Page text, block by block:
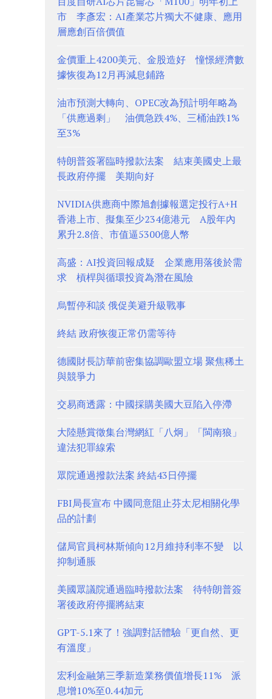
市 李彥宏：AI產業芯片獨大不健康、應用
層應創百倍價值
金價重上4200美元、金股造好 憧憬經濟數
據恢復為12月再減息鋪路
油市預測大轉向、OPEC改為預計明年略為
「供應過剩」 油價急跌4%、三桶油跌1%
至3%
特朗普簽署臨時撥款法案 結束美國史上最
長政府停擺 美期向好
NVIDIA供應商中際旭創據報選定投行A+H
香港上市、擬集至少234億港元 A股年內
累升2.8倍、市值逼5300億人幣
高盛：AI投資回報成疑 企業應用落後於需
求 槓桿與循環投資為潛在風險
烏暫停和談 俄促美避升級戰事
終結 政府恢復正常仍需等待
德國財長訪華前密集協調歐盟立場 聚焦稀土
與競爭力
交易商透露：中國採購美國大豆陷入停滯
大陸懸賞徵集台灣網紅「八炯」「閩南狼」
違法犯罪線索
眾院通過撥款法案 終結43日停擺
FBI局長宣布 中國同意阻止芬太尼相關化學
品的計劃
儲局官員柯林斯傾向12月維持利率不變 以
抑制通脹
美國眾議院通過臨時撥款法案 待特朗普簽
署後政府停擺將結束
GPT-5.1來了！強調對話體驗「更自然、更
有溫度」
宏利金融第三季新造業務價值增長11% 派
息增10%至0.44加元